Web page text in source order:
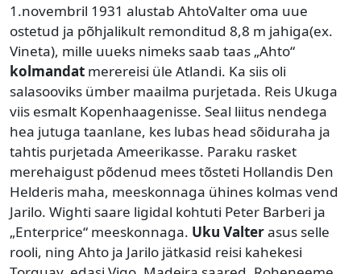
1.novembril 1931 alustab AhtoValter oma uue
ostetud ja põhjalikult remonditud 8,8 m jahiga(ex.
Vineta), mille uueks nimeks saab taas „Ahto“
kolmandat merereisi üle Atlandi. Ka siis oli
salasooviks ümber maailma purjetada. Reis Ukuga
viis esmalt Kopenhaagenisse. Seal liitus nendega
hea jutuga taanlane, kes lubas head sõiduraha ja
tahtis purjetada Ameerikasse. Paraku rasket
merehaigust põdenud mees tõsteti Hollandis Den
Helderis maha, meeskonnaga ühines kolmas vend
Jarilo. Wighti saare ligidal kohtuti Peter Barberi ja
„Enterprice“ meeskonnaga. Uku Valterasus selle
rooli, ning Ahto ja Jarilo jätkasid reisi kahekesi